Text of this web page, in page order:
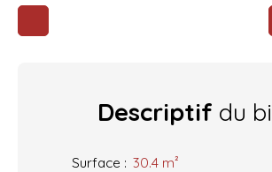
Descriptif du
Surface : 30.4 m²